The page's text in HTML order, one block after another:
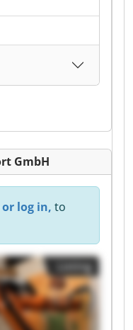
GmbH
log in, to
Listing